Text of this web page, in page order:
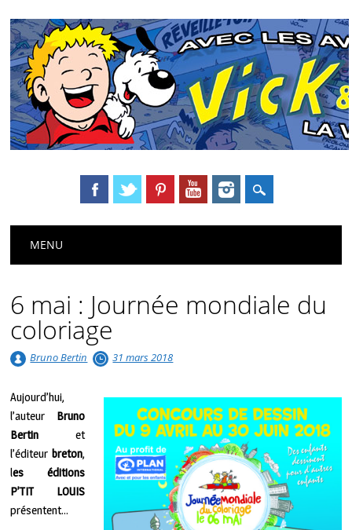
Main menu
MENU
6 mai : Journée mondiale du
coloriage
Bruno Bertin 31 mars 2018
Aujourd’hui,
l’auteur Bruno
Bertin et
l’éditeur breton,
les éditions
P’TIT LOUIS
présentent…